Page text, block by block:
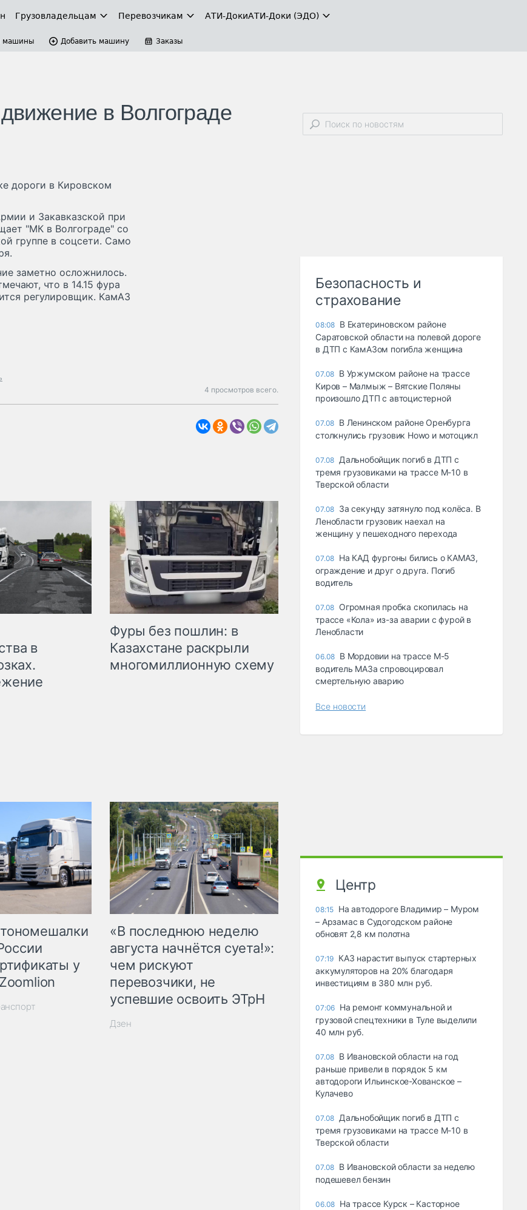
Грузовладельцам Перевозчикам АТИ-ДокиАТИ-Доки (ЭДО)
машины Добавить машину Заказы
в Волгограде
дороги в Кировском
и Закавказской при
"МК в Волгограде" со
группе в соцсети. Само
заметно осложнилось.
что в 14.15 фура
регулировщик. КамАЗ
4 просмотров всего.
в
Фуры без пошлин: в
Казахстане раскрыли
многомиллионную схему
у
«В последнюю неделю
августа начнётся суета!»:
чем рискуют
перевозчики, не
успевшие освоить ЭТрН
Дзен
Безопасность и
страхование
08:08 В Екатериновском районе
Саратовской области на полевой дороге
в ДТП с КамАЗом погибла женщина
07.08 В Уржумском районе на трассе
Киров – Малмыж – Вятские Поляны
произошло ДТП с автоцистерной
07.08 В Ленинском районе Оренбурга
столкнулись грузовик Howo и мотоцикл
07.08 Дальнобойщик погиб в ДТП с
тремя грузовиками на трассе М-10 в
Тверской области
07.08 За секунду затянуло под колёса. В
Ленобласти грузовик наехал на
женщину у пешеходного перехода
07.08 На КАД фургоны бились о КАМАЗ,
ограждение и друг о друга. Погиб
водитель
07.08 Огромная пробка скопилась на
трассе «Кола» из-за аварии с фурой в
Ленобласти
06.08 В Мордовии на трассе М-5
водитель МАЗа спровоцировал
смертельную аварию
Все новости
Центр
08:15 На автодороге Владимир – Муром
– Арзамас в Судогодском районе
обновят 2,8 км полотна
07:19 КАЗ нарастит выпуск стартерных
аккумуляторов на 20% благодаря
инвестициям в 380 млн руб.
07:06 На ремонт коммунальной и
грузовой спецтехники в Туле выделили
40 млн руб.
07.08 В Ивановской области на год
раньше привели в порядок 5 км
автодороги Ильинское-Хованское –
Кулачево
07.08 Дальнобойщик погиб в ДТП с
тремя грузовиками на трассе М-10 в
Тверской области
07.08 В Ивановской области за неделю
подешевел бензин
06.08 На трассе Курск – Касторное